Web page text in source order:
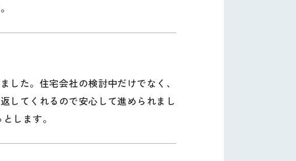
た。住宅会社の検討中だけでなく、
してくれるので安心して進められまし
します。